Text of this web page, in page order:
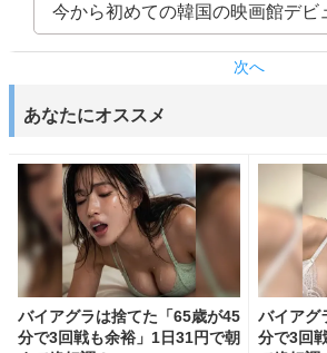
今から初めての韓国の映画館デビ
次へ
あなたにオススメ
バイアグラは捨てた「65歳が45
分で3回戦も余裕」1日31円で朝
バイアグ
分で3回